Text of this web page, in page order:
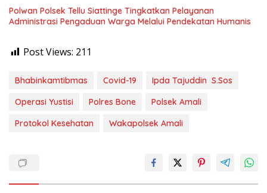
Polwan Polsek Tellu Siattinge Tingkatkan Pelayanan
Administrasi Pengaduan Warga Melalui Pendekatan Humanis
Post Views: 211
Bhabinkamtibmas Covid-19
Ipda Tajuddin S.Sos
Operasi Yustisi
Polres Bone
Polsek Amali
Protokol Kesehatan
Wakapolsek Amali